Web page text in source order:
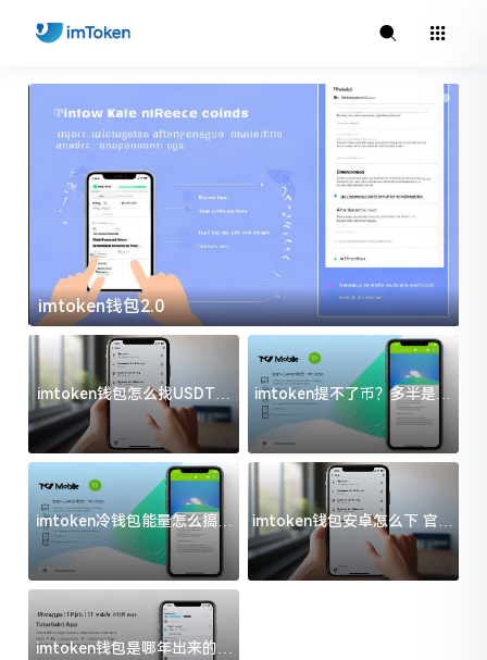
imtoken钱包2.0
imtoken钱包怎么找USDT地
址？三步搞定不踩坑
imtoken提不了币？多半是这
几件事没处理好
imtoken冷钱包能量怎么搞？
过来人告诉你门道
imtoken钱包安卓怎么下 官方
渠道避坑指南
imtoken钱包是哪年出来的？